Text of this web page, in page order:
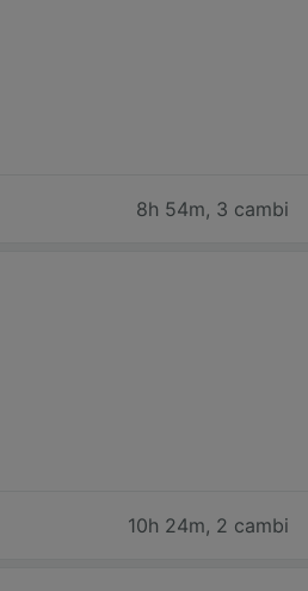
8h 54m, 3 cambi
10h 24m, 2 cambi